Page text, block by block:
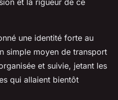
et la rigueur de ce
une identité forte au
simple moyen de transport
et suivie, jetant les
qui allaient bientôt